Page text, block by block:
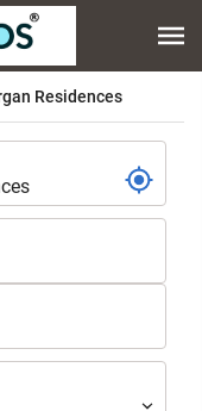
Residences